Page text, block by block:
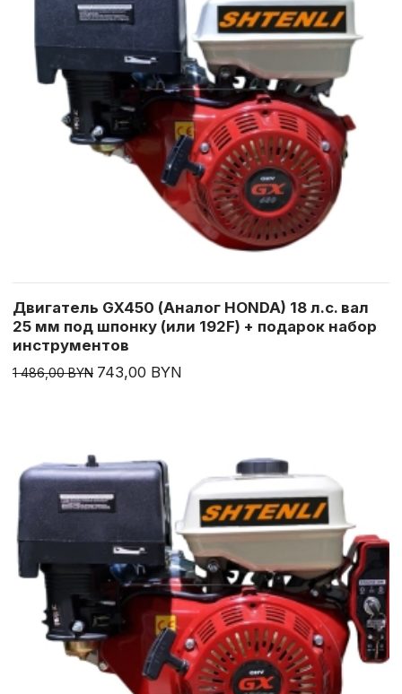
Двигатель GX450 (Аналог HONDA) 18 л.с. вал
25 мм под шпонку (или 192F) + подарок набор
инструментов
1 486,00 BYN 743,00 BYN